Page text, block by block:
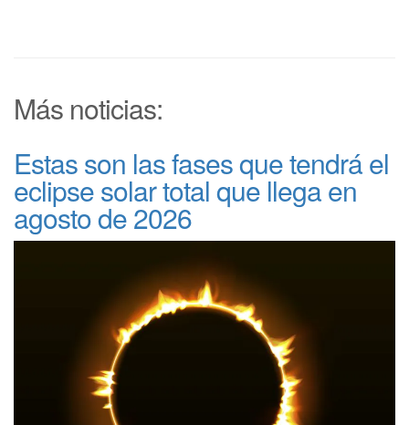
Más noticias:
Estas son las fases que tendrá el
eclipse solar total que llega en
agosto de 2026